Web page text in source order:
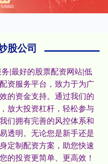
股公司
|最好的股票配资网站|低
资服务平台，致力于为广
的资金支持。通过我们的
放大投资杠杆，轻松参与
们拥有完善的风控体系和
透明。无论您是新手还是
定制配资方案，助您快速
的投资更简单、更高效！